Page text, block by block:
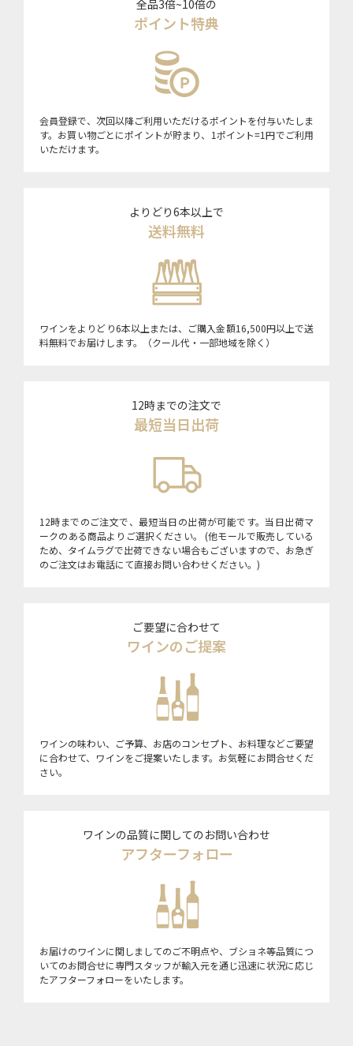
全品3倍~10倍の
ポイント特典
会員登録で、次回以降ご利用いただけるポイントを付与いたしま
す。お買い物ごとにポイントが貯まり、1ポイント=1円でご利用
いただけます。
よりどり6本以上で
送料無料
ワインをよりどり6本以上または、ご購入金額16,500円以上で送
料無料でお届けします。（クール代・一部地域を除く）
12時までの注文で
最短当日出荷
12時までのご注文で、最短当日の出荷が可能です。当日出荷マ
ークのある商品よりご選択ください。 (他モールで販売している
ため、タイムラグで出荷できない場合もございますので、お急ぎ
のご注文はお電話にて直接お問い合わせください。)
ご要望に合わせて
ワインのご提案
ワインの味わい、ご予算、お店のコンセプト、お料理などご要望
に合わせて、ワインをご提案いたします。お気軽にお問合せくだ
さい。
ワインの品質に関してのお問い合わせ
アフターフォロー
お届けのワインに関しましてのご不明点や、ブショネ等品質につ
いてのお問合せに専門スタッフが輸入元を通じ迅速に状況に応じ
たアフターフォローをいたします。